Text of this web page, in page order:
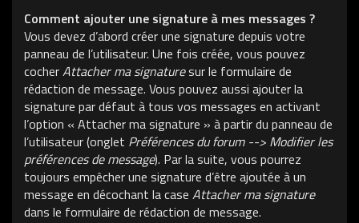
Comment ajouter une signature à mes messages ?
Vous devez d’abord créer une signature depuis votre
panneau de l’utilisateur. Une fois créée, vous pouvez
cocherAttacher ma signaturesur le formulaire de
rédaction de message. Vous pouvez aussi ajouter la
signature par défaut à tous vos messages en activant
l’option « Attacher ma signature » à partir du panneau de
l’utilisateur (onglet Préférences du forum --> Modifier les
préférences de message). Par la suite, vous pourrez
toujours empêcher une signature d’être ajoutée à un
message en décochant la case Attacher ma signature
dans le formulaire de rédaction de message.